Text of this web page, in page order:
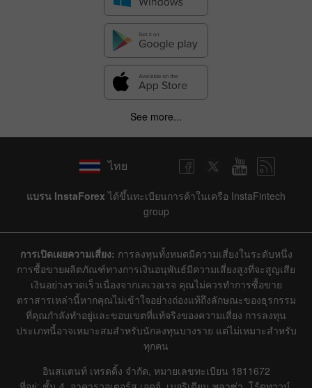
See more...
ไทย
แบรน InstaForex ได้ขึ้นทะเบียนการค้าในเครือ InstaFintech
group
การเปิดเผยความเสี่ยง: การลงทุนทั้งหมดมีความเสี่ยงในระดับหนึ่ง
การซื้อขายผลิตภัณฑ์ทางการเงินอนุพันธ์มีความเสี่ยงสูงที่จะสูญเสีย
เงินอย่างรวดเร็วเนื่องจากเลเวอเรจ คุณไม่ควรทำการซื้อขาย
ตราสารเหล่านี้หากคุณไม่เข้าใจอย่างถ่องแท้ถึงลักษณะของธุรกรรม
ที่คุณกำลังทำอยู่และขอบเขตที่แท้จริงของความเสี่ยง การลงทุน
ประเภทนี้อาจเหมาะสมสำหรับนักลงทุนบางราย แต่ไม่เหมาะสำหรับ
ทุกคน
อินสแตนท์ เทรดดิ้ง จำกัด, หมายเลขทะเบียน 1811672